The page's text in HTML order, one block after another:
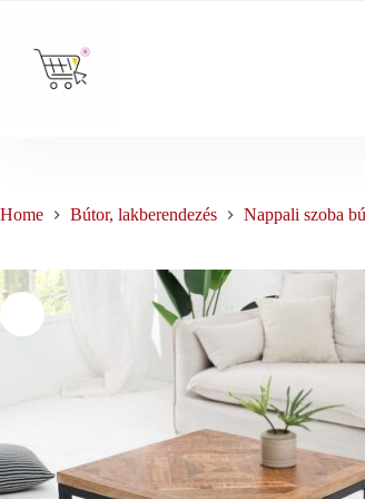
content
Home Bútor, lakberendezés Nappali szoba